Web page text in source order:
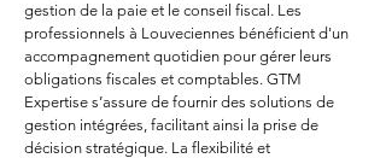
gestion de la paie et le conseil fiscal. Les
professionnels à Louveciennes bénéficient d'un
accompagnement quotidien pour gérer leurs
obligations fiscales et comptables. GTM
Expertise s’assure de fournir des solutions de
gestion intégrées, facilitant ainsi la prise de
décision stratégique. La flexibilité et